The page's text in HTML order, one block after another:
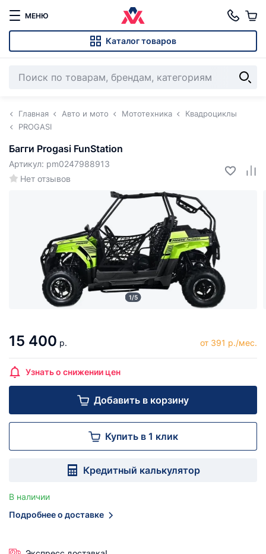
МЕНЮ
Каталог товаров
Главная Авто и мото Мототехника
Квадроциклы
PROGASI
Багги Progasi FunStation
Нет отзывов
Артикул: pm0247988913
1/5
15 400 р. от 391 р./мес.
Узнать о снижении цен
Добавить в корзину
Купить в 1 клик
Кредитный калькулятор
В наличии
Подробнее о доставке